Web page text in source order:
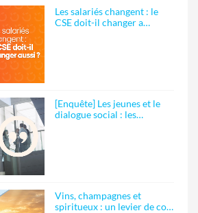
Les salariés changent : le
CSE doit-il changer a…
[Enquête] Les jeunes et le
dialogue social : les…
Vins, champagnes et
spiritueux : un levier de co…